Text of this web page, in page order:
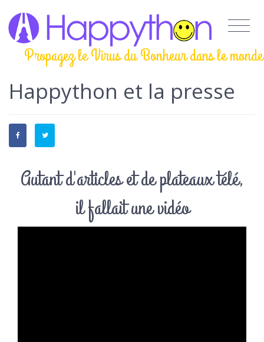
Propagez le Virus du Bonheur dans le monde
Happython et la presse
Autant d'articles et de plateaux télé,
il fallait une vidéo